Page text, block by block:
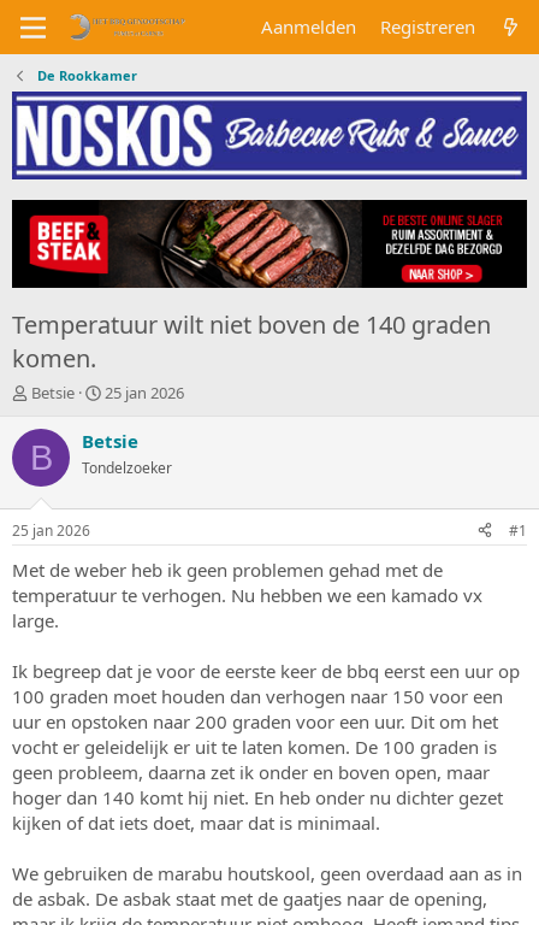
Aanmelden Registreren
De Rookkamer
Temperatuur wilt niet boven de 140 graden
komen.
O
d
e
w
e
r
p
t
a
t
e
r
Betsie
S
a
t
t
u
25 jan 2026
B Betsie
Tondelzoeker
25 jan 2026 #1
Met de weber heb ik geen problemen gehad met de
temperatuur te verhogen. Nu hebben we een kamado vx
large.
Ik begreep dat je voor de eerste keer de bbq eerst een uur op
100 graden moet houden dan verhogen naar 150 voor een
uur en opstoken naar 200 graden voor een uur. Dit om het
vocht er geleidelijk er uit te laten komen. De 100 graden is
geen probleem, daarna zet ik onder en boven open, maar
hoger dan 140 komt hij niet. En heb onder nu dichter gezet
kijken of dat iets doet, maar dat is minimaal.
We gebruiken de marabu houtskool, geen overdaad aan as in
de asbak. De asbak staat met de gaatjes naar de opening,